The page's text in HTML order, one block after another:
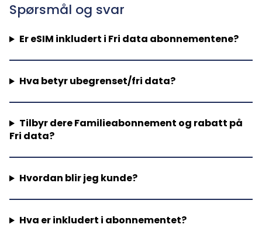
Spørsmål og svar
Er eSIM inkludert i Fri data abonnementene?
Hva betyr ubegrenset/fri data?
Tilbyr dere Familieabonnement og rabatt på
Fri data?
Hvordan blir jeg kunde?
Hva er inkludert i abonnementet?